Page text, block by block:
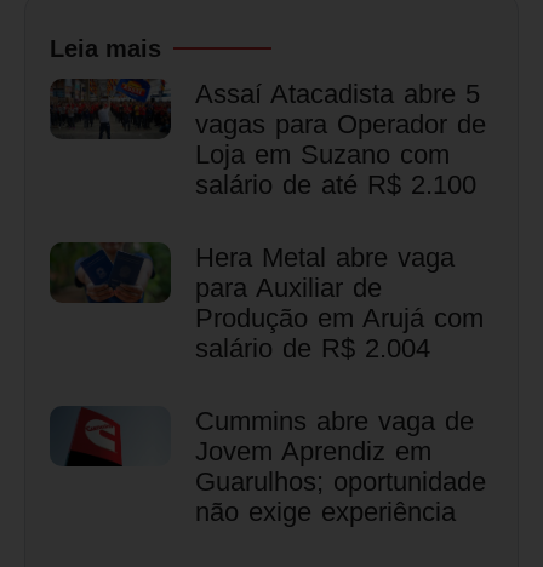
Leia mais
Assaí Atacadista abre 5
vagas para Operador de
Loja em Suzano com
salário de até R$ 2.100
Hera Metal abre vaga
para Auxiliar de
Produção em Arujá com
salário de R$ 2.004
Cummins abre vaga de
Jovem Aprendiz em
Guarulhos; oportunidade
não exige experiência